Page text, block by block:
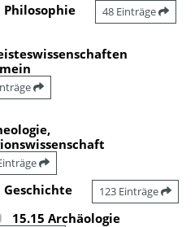
Philosophie 48 Einträge
Geschichte 123 Einträge
15.15 Archäologie